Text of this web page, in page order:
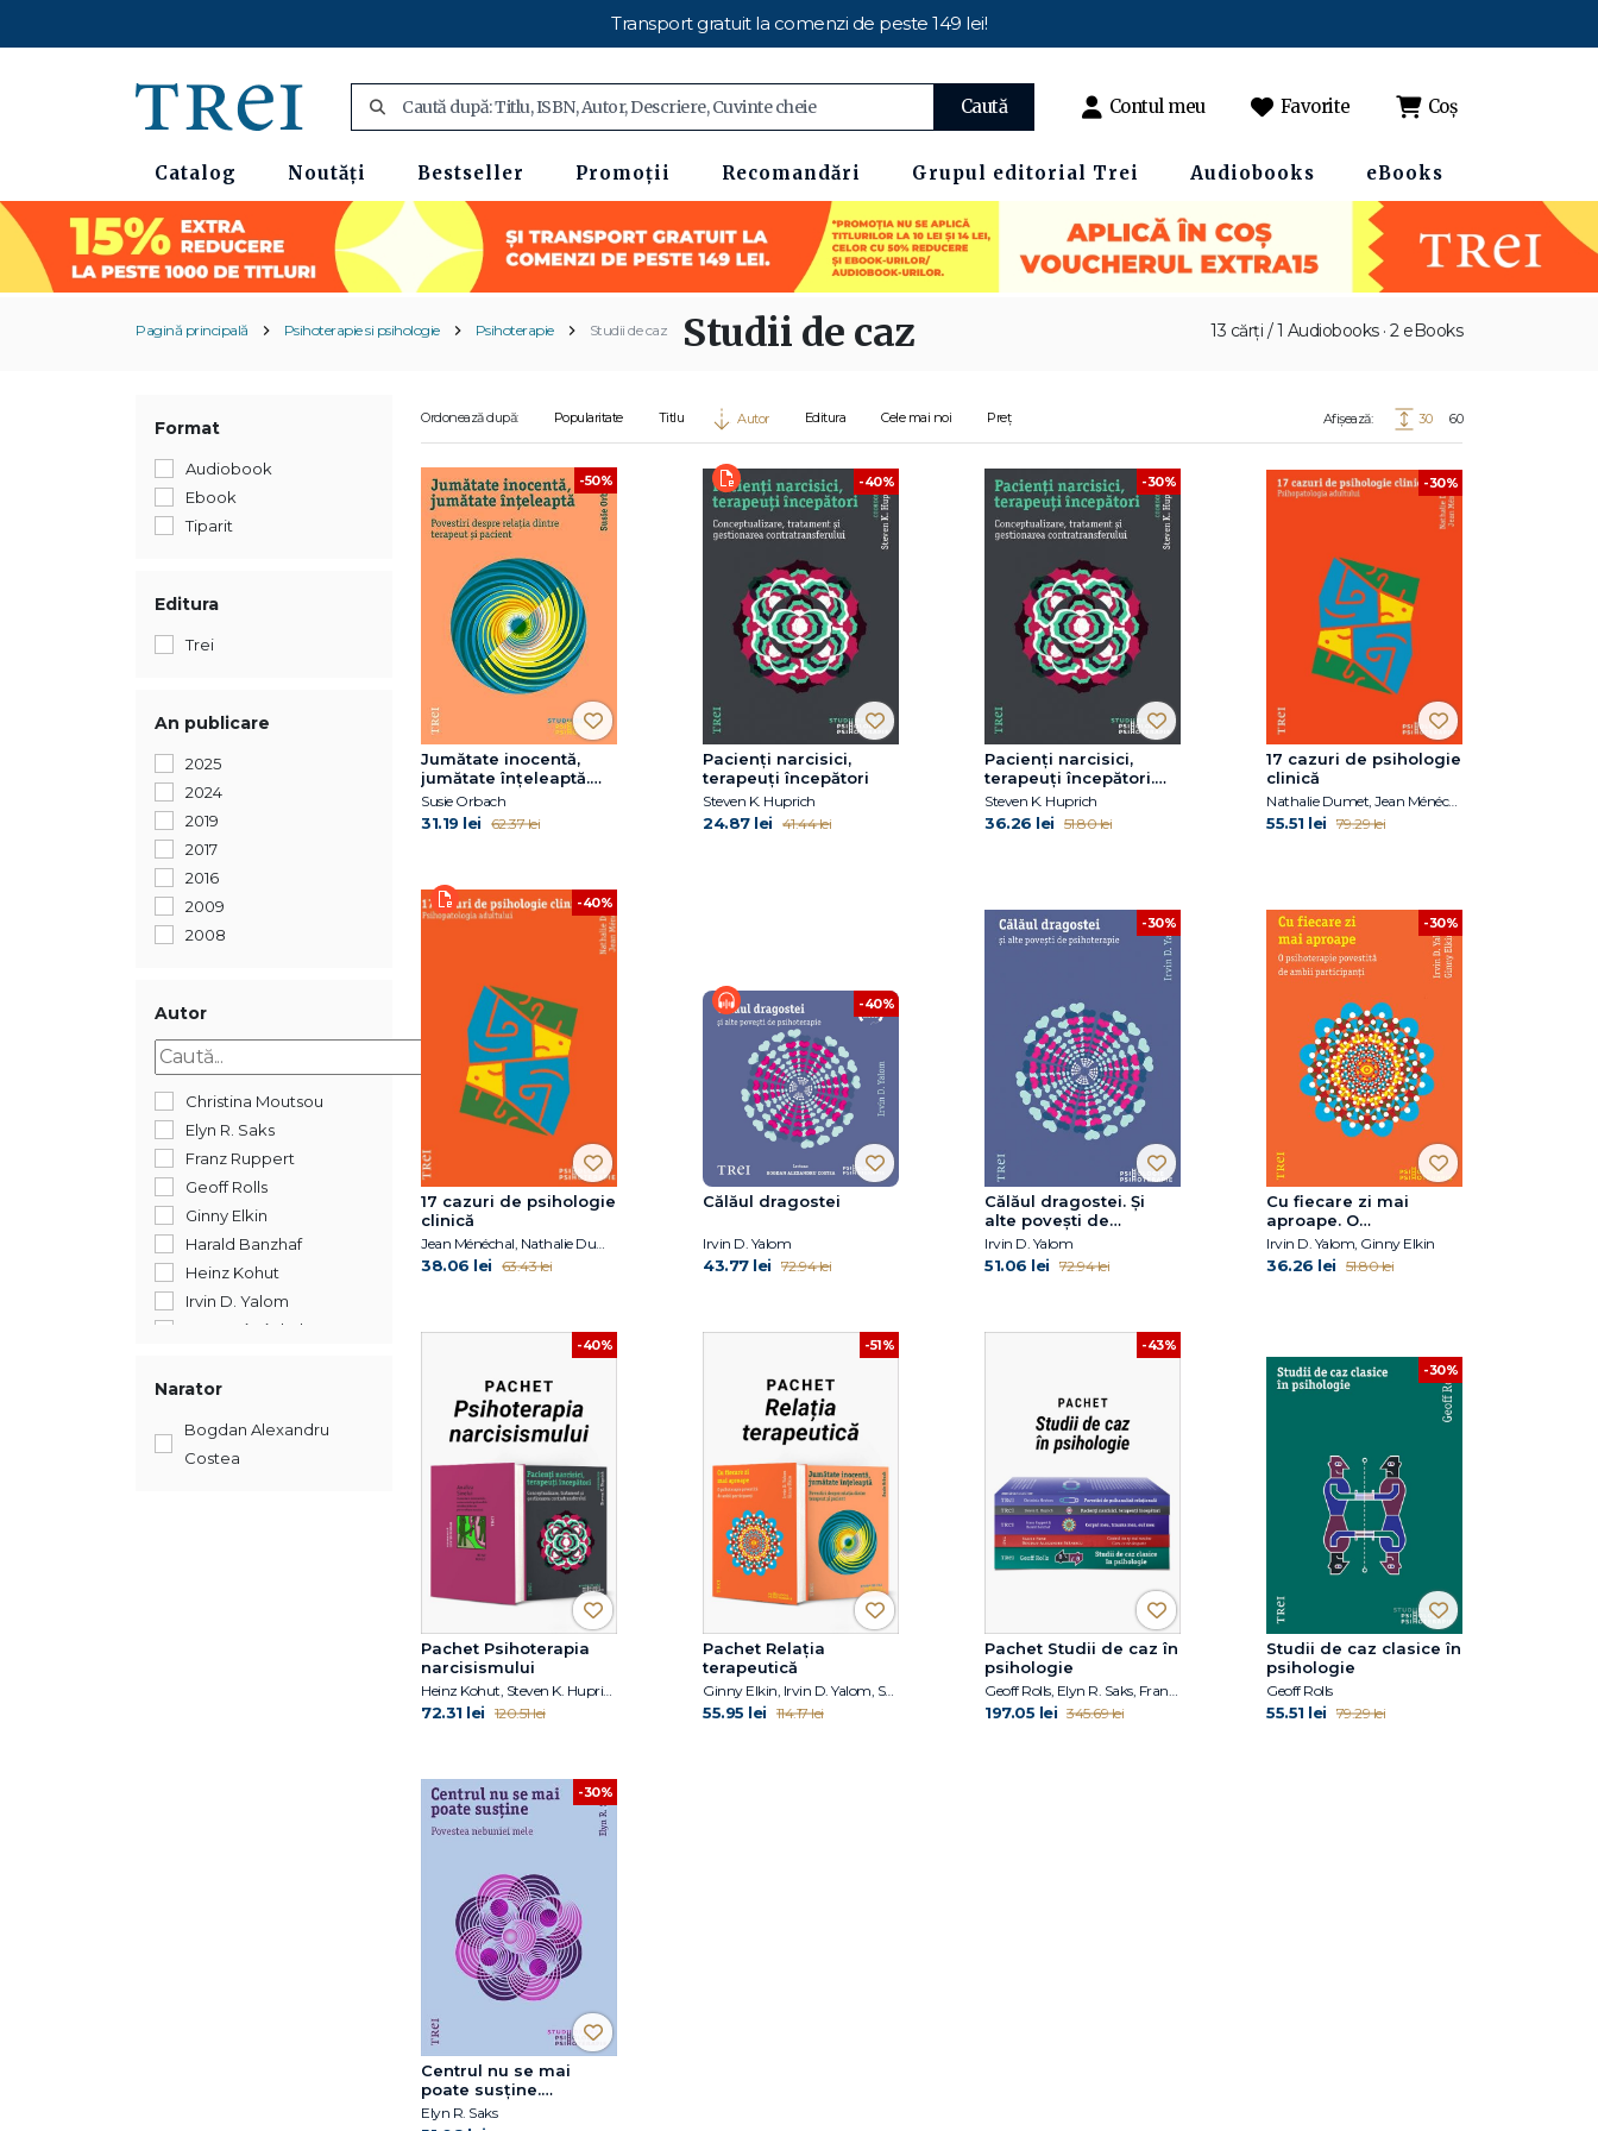
Transport gratuit la comenzi de peste 149 lei!
Caută Contul meu Favorite Coș
Catalog Noutăți Bestseller Promoții Recomandări Grupul editorial Trei Audiobooks eBooks
Pagină principală Psihoterapie si psihologie Psihoterapie Studii de caz 13 cărți / 1 Audiobooks · 2 eBooks
Studii de caz
Format
Audiobook
Ebook
Tiparit
Editura
Trei
An publicare
2025
2024
2019
2017
2016
2009
2008
Autor
Christina Moutsou
Elyn R. Saks
Franz Ruppert
Geoff Rolls
Ginny Elkin
Harald Banzhaf
Heinz Kohut
Irvin D. Yalom
Jean Ménéchal
Steven K. Huprich
Narator
Bogdan Alexandru
Costea
Ordonează după: Popularitate Titlu Autor Editura Cele mai noi Preț Afișează: 30 60
-50%
Jumătate inocentă,
jumătate înțeleaptă.
Povestiri despre
relația dintre terapeut
și pacient
Susie Orbach
31.19 lei 62.37 lei
-40%
Pacienți narcisici,
terapeuți începători
Steven K. Huprich
24.87 lei 41.44 lei
-30%
Pacienți narcisici,
terapeuți începători.
Conceptualizare,
tratament și
gestionarea
Steven K. Huprich
36.26 lei 51.80 lei
-30%
17 cazuri de psihologie
clinică
Nathalie Dumet, Jean Ménéchal
55.51 lei 79.29 lei
-40%
17 cazuri de psihologie
clinică
Jean Ménéchal, Nathalie Dumet
38.06 lei 63.43 lei
-40%
Călăul dragostei
Irvin D. Yalom
43.77 lei 72.94 lei
-30%
Călăul dragostei. Şi
alte poveşti de
psihoterapie
Irvin D. Yalom
51.06 lei 72.94 lei
-30%
Cu fiecare zi mai
aproape. O
psihoterapie povestită
de ambii participanţi
Irvin D. Yalom, Ginny Elkin
36.26 lei 51.80 lei
-40%
Pachet Psihoterapia
narcisismului
72.31 lei 120.51 lei
-51%
Pachet Relația
terapeutică
Ginny Elkin, Irvin D. Yalom, Susie Orbach
55.95 lei 114.17 lei
-43%
Pachet Studii de caz în
psihologie
197.05 lei 345.69 lei
-30%
Studii de caz clasice în
psihologie
Geoff Rolls
55.51 lei 79.29 lei
-30%
Centrul nu se mai
poate susține.
Povestea nebuniei
Elyn R. Saks